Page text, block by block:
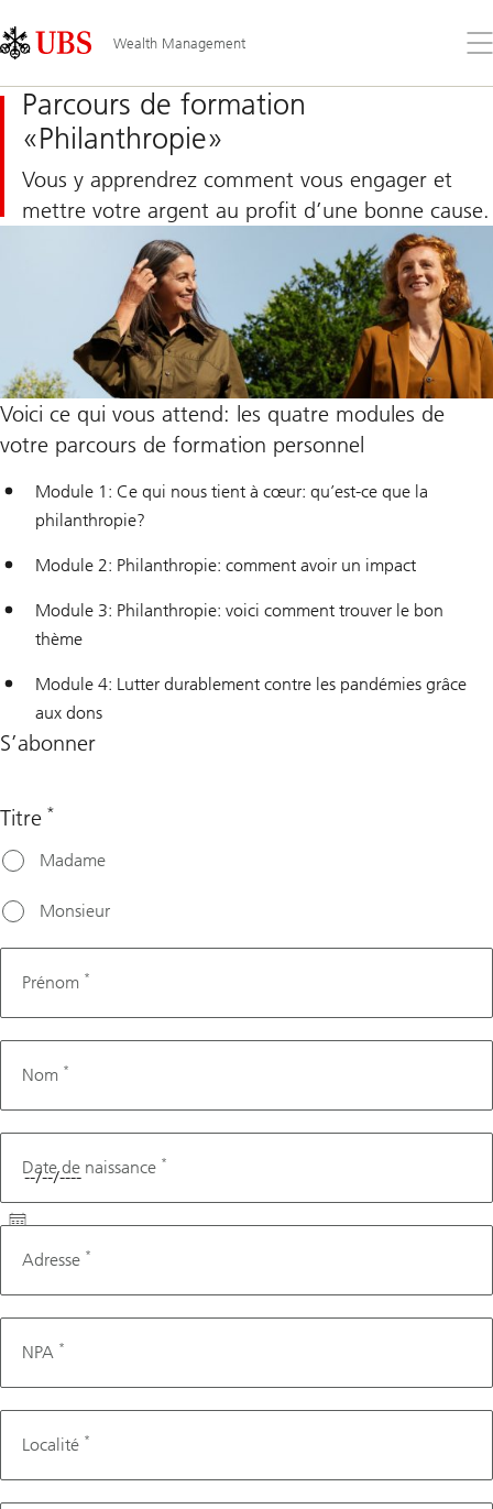
Links
Area
Wealth Management
le
Parcours de formation
«Philanthropie»
Vous y apprendrez comment vous engager et
mettre votre argent au profit d’une bonne cause.
Voici ce qui vous attend: les quatre modules de
votre parcours de formation personnel
Module 1: Ce qui nous tient à cœur: qu’est-ce que la
philanthropie?
Module 2: Philanthropie: comment avoir un impact
Module 3: Philanthropie: voici comment trouver le bon
thème
Module 4: Lutter durablement contre les pandémies grâce
aux dons
S’abonner
language
Titre *
Madame
Monsieur
Prénom *
Nom *
Date de naissance *
Adresse *
NPA *
Localité *